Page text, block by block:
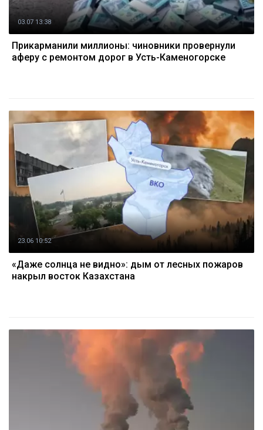
03.07 13:38
Прикарманили миллионы: чиновники провернули
аферу с ремонтом дорог в Усть-Каменогорске
23.06 10:52
«Даже солнца не видно»: дым от лесных пожаров
накрыл восток Казахстана